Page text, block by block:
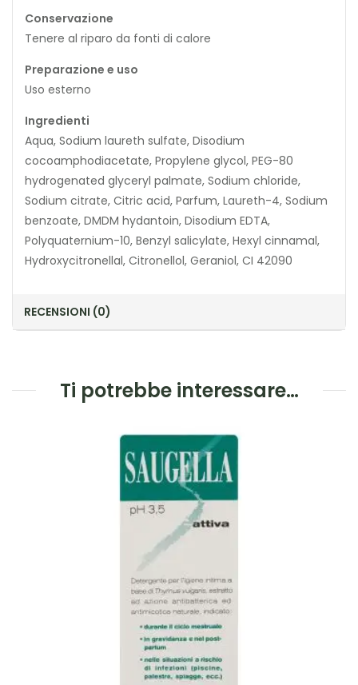
Conservazione
Tenere al riparo da fonti di calore
Preparazione e uso
Uso esterno
Ingredienti
Aqua, Sodium laureth sulfate, Disodium
cocoamphodiacetate, Propylene glycol, PEG-80
hydrogenated glyceryl palmate, Sodium chloride,
Sodium citrate, Citric acid, Parfum, Laureth-4, Sodium
benzoate, DMDM hydantoin, Disodium EDTA,
Polyquaternium-10, Benzyl salicylate, Hexyl cinnamal,
Hydroxycitronellal, Citronellol, Geraniol, CI 42090
RECENSIONI (0)
Ti potrebbe interessare…